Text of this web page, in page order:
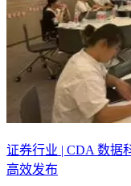
证券行业 | CDA 数据
高效发布